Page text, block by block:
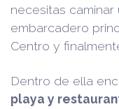
necesitas
embarcadero
Centro y
Dentro de ella
playa y